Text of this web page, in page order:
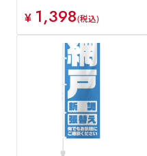
¥ 1,398(税込)